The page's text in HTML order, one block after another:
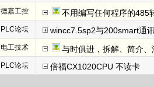
德嘉工控 不用编写任何程序的485
PLC论坛 wincc7.5sp2与200smart通
电工技术 与时俱进，拆解、简介
PLC论坛 倍福CX1020CPU 不读卡